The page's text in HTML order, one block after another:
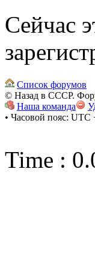
Сейчас
Список форумов
© Назад в СССР.
Наша команда
• Часовой пояс: UTC
Time :